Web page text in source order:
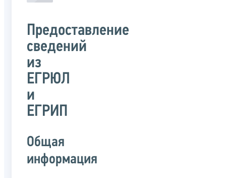
Предоставление
сведений
из
ЕГРЮЛ
и
ЕГРИП
Общая
информация